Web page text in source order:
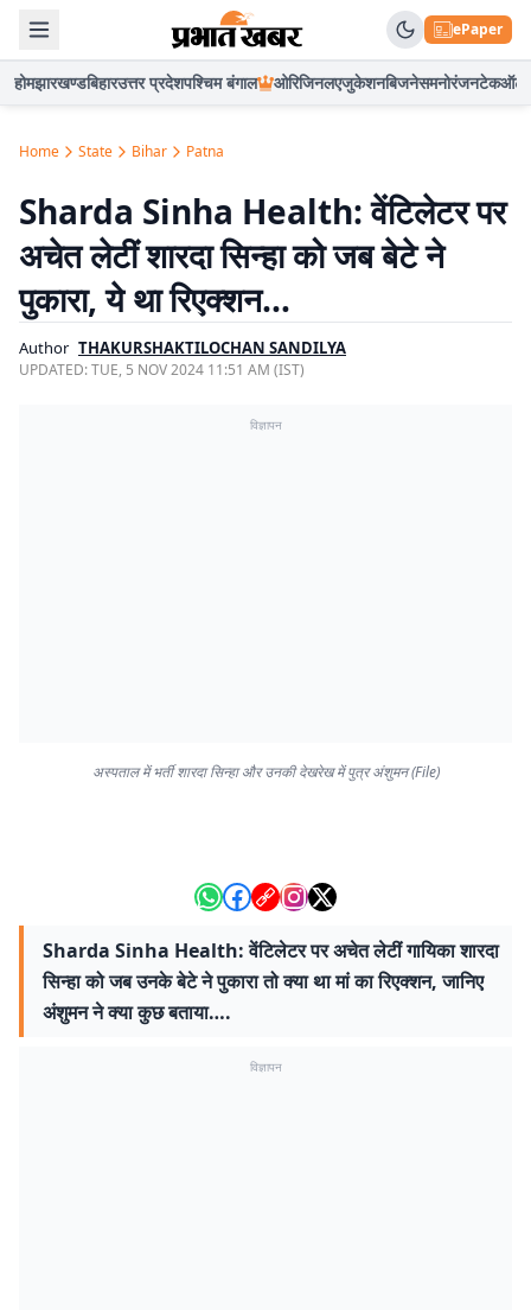
ePaper
होमझारखण्डबिहारउत्तर प्रदेशपश्चिम बंगाल ओरिजिनलएजुकेशनबिजनेसमनोरंजनटेकऑटो
Home State Bihar Patna
Sharda Sinha Health: वेंटिलेटर पर
अचेत लेटीं शारदा सिन्हा को जब बेटे ने
पुकारा, ये था रिएक्शन…
Author THAKURSHAKTILOCHAN SANDILYA
UPDATED:TUE, 5 NOV 2024 11:51 AM (IST)
विज्ञापन
अस्पताल में भर्ती शारदा सिन्हा और उनकी देखरेख में पुत्र अंशुमन (File)
Sharda Sinha Health: वेंटिलेटर पर अचेत लेटीं गायिका शारदा
सिन्हा को जब उनके बेटे ने पुकारा तो क्या था मां का रिएक्शन, जानिए
अंशुमन ने क्या कुछ बताया….
विज्ञापन